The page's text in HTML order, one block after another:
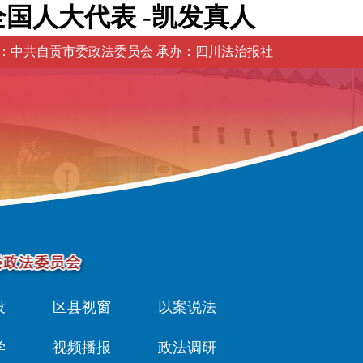
人大代表 -凯发真人
中共自贡市委政法委员会 承办：四川法治报社
区县视窗 以案说法
视频播报 政法调研